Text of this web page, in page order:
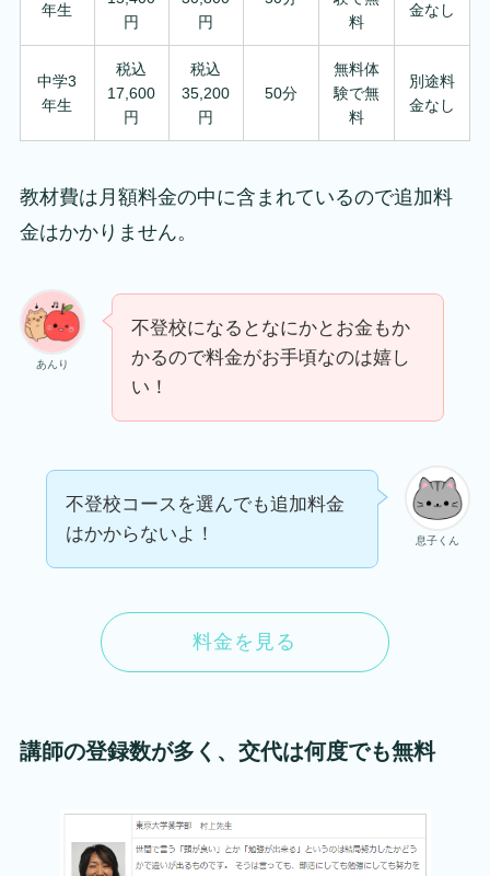
年生
円
円
料
金なし
中学3
年生
税込
17,600
円
税込
35,200
円
50分
無料体
験で無
料
別途料
金なし
教材費は月額料金の中に含まれているので追加料
金はかかりません。
あんり
不登校になるとなにかとお金もか
かるので料金がお手頃なのは嬉し
い！
息子くん
不登校コースを選んでも追加料金
はかからないよ！
料金を見る
講師の登録数が多く、交代は何度でも無料